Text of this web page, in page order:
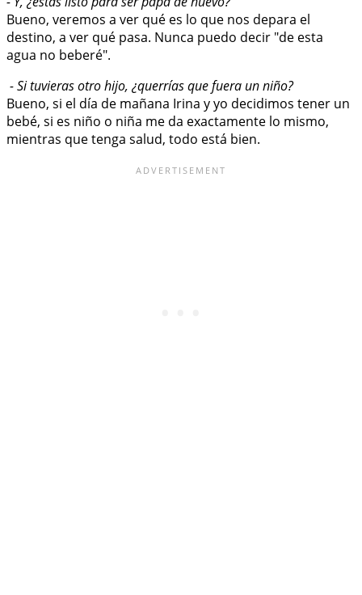
Bueno, veremos a ver qué es lo que nos depara el
destino, a ver qué pasa. Nunca puedo decir "de esta
agua no beberé".
- Si tuvieras otro hijo, ¿querrías que fuera un niño?
Bueno, si el día de mañana Irina y yo decidimos tener un
bebé, si es niño o niña me da exactamente lo mismo,
mientras que tenga salud, todo está bien.